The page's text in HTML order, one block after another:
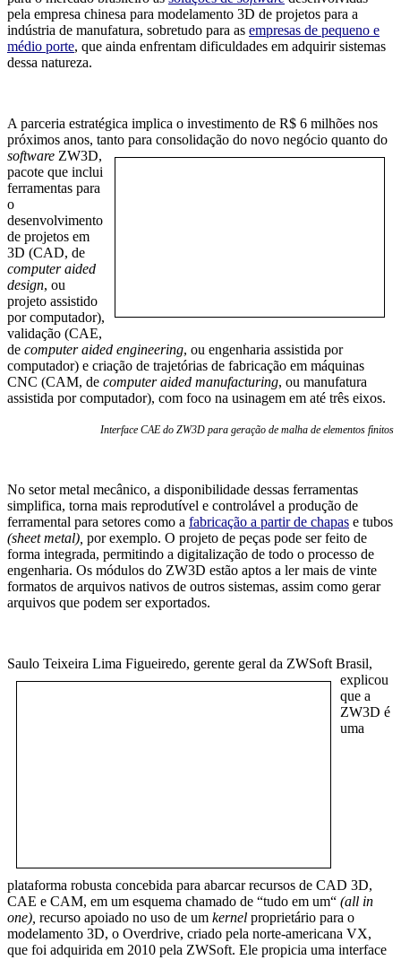
pela empresa chinesa para modelamento 3D de projetos para a
indústria de manufatura, sobretudo para as empresas de pequeno e
médio porte, que ainda enfrentam dificuldades em adquirir sistemas
dessa natureza.
A parceria estratégica implica o investimento de R$ 6 milhões nos
próximos anos, tanto para consolidação do novo negócio quanto do
software ZW3D,
pacote que inclui
ferramentas para
o
desenvolvimento
de projetos em
3D (CAD, de
computer aided
design, ou
projeto assistido
por computador),
validação (CAE,
de computer aided engineering, ou engenharia assistida por
computador) e criação de trajetórias de fabricação em máquinas
CNC (CAM, de computer aided manufacturing, ou manufatura
assistida por computador), com foco na usinagem em até três eixos.
Interface CAE do ZW3D para geração de malha de elementos finitos
No setor metal mecânico, a disponibilidade dessas ferramentas
simplifica, torna mais reprodutível e controlável a produção de
ferramental para setores como a fabricação a partir de chapas e tubos
(sheet metal), por exemplo. O projeto de peças pode ser feito de
forma integrada, permitindo a digitalização de todo o processo de
engenharia. Os módulos do ZW3D estão aptos a ler mais de vinte
formatos de arquivos nativos de outros sistemas, assim como gerar
arquivos que podem ser exportados.
Saulo Teixeira Lima Figueiredo, gerente geral da ZWSoft Brasil,
explicou
que a
ZW3D é
uma
plataforma robusta concebida para abarcar recursos de CAD 3D,
CAE e CAM, em um esquema chamado de “tudo em um“ (all in
one), recurso apoiado no uso de um kernel proprietário para o
modelamento 3D, o Overdrive, criado pela norte-americana VX,
que foi adquirida em 2010 pela ZWSoft. Ele propicia uma interface